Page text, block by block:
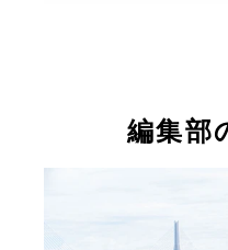
編集部